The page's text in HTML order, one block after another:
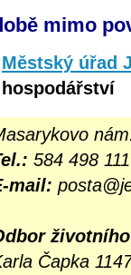
mimo
Městský úřad
hospodářství
584 498 111
mail:
Čapka